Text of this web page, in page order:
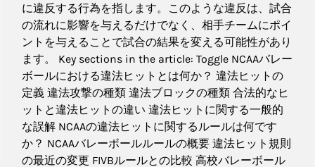
に違反する行為を指します。このような違反は、試合
の流れに影響を与えるだけでなく、相手チームにポイ
ントを与えることで試合の結果を変える可能性があり
ます。 Key sections in the article: Toggle NCAAバレー
ボールにおける違法ヒットとは何か？ 違法ヒットの
定義 違法攻撃の種類 違法ブロックの種類 合法的なヒ
ットと違法ヒットの違い 違法ヒットに関する一般的
な誤解 NCAAの違法ヒットに関するルールは何です
か？ NCAAバレーボールルールの概要 違法ヒット規則
の最近の変更 FIVBルールとの比較 高校バレーボール